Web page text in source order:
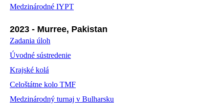
Medzinárodné IYPT
2023 - Murree, Pakistan
Zadania úloh
Úvodné sústredenie
Krajské kolá
Celoštátne kolo TMF
Medzinárodný turnaj v Bulharsku